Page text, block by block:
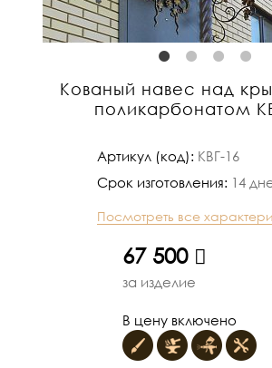
Кованый навес над
поликарбонатом
Артикул (код): КВГ-16
Срок изготовления: 14
Посмотреть все
67 500
руб.
за изделие
В цену включено